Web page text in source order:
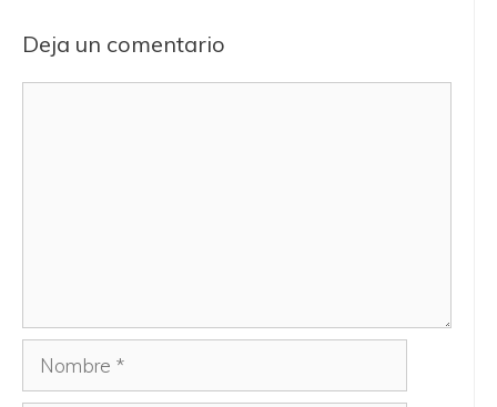
Deja un comentario